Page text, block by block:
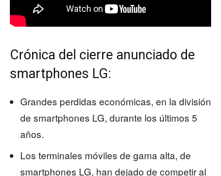
Crónica del cierre anunciado de
smartphones LG:
Grandes perdidas económicas, en la división
de smartphones LG, durante los últimos 5
años.
Los terminales móviles de gama alta, de
smartphones LG, han dejado de competir al